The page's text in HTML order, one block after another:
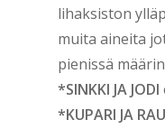
lihaksiston
muita aineita
pienissä
*SINKKI JA JODI
*KUPARI JA